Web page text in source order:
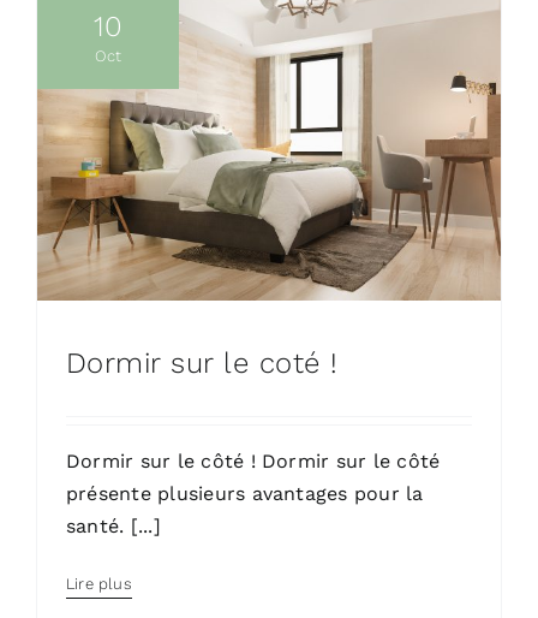
10
Oct
Dormir sur le coté !
Dormir sur le côté ! Dormir sur le côté
présente plusieurs avantages pour la
santé. [...]
Lire plus